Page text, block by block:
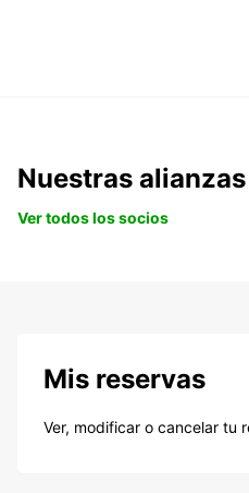
Nuestras alianzas
Ver todos los socios
Mis reservas
Ver, modificar o cancelar tu